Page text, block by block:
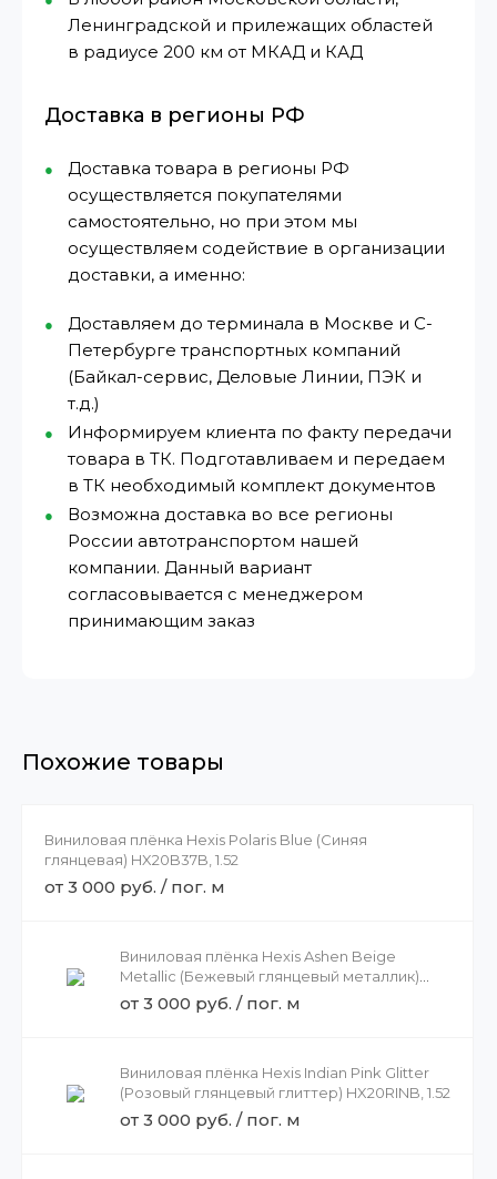
Ленинградской и прилежащих областей
в радиусе 200 км от МКАД и КАД
Доставка в регионы РФ
Доставка товара в регионы РФ
осуществляется покупателями
самостоятельно, но при этом мы
осуществляем содействие в организации
доставки, а именно:
Доставляем до терминала в Москве и С-
Петербурге транспортных компаний
(Байкал-сервис, Деловые Линии, ПЭК и
т.д.)
Информируем клиента по факту передачи
товара в ТК. Подготавливаем и передаем
в ТК необходимый комплект документов
Возможна доставка во все регионы
России автотранспортом нашей
компании. Данный вариант
согласовывается с менеджером
принимающим заказ
Похожие товары
Виниловая плёнка Hexis Polaris Blue (Синяя
глянцевая) HX20B37B, 1.52
от 3 000 руб. / пог. м
Виниловая плёнка Hexis Ashen Beige
Metallic (Бежевый глянцевый металлик)
HX20BCMB, 1.52
от 3 000 руб. / пог. м
Виниловая плёнка Hexis Indian Pink Glitter
(Розовый глянцевый глиттер) HX20RINB, 1.52
от 3 000 руб. / пог. м